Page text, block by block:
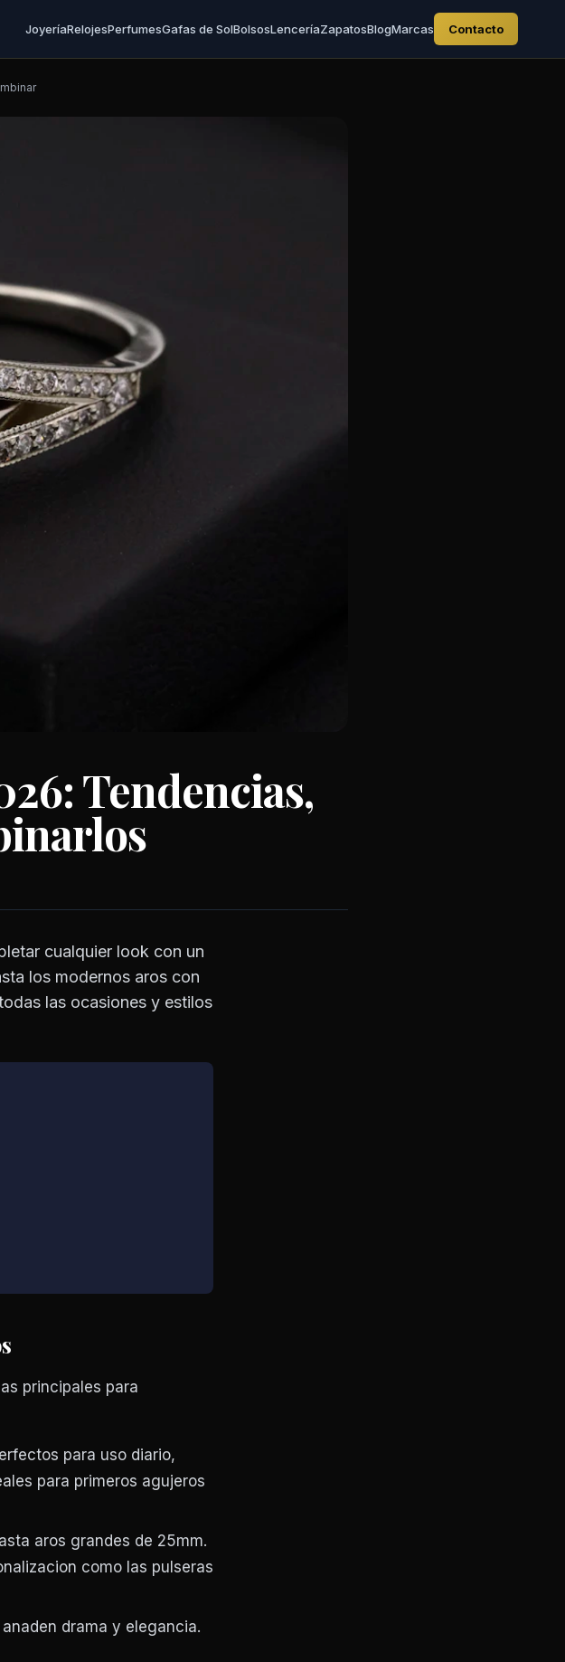
JoyeríaRelojesPerfumesGafas de SolBolsosLenceríaZapatosBlogMarcas Contacto
Tendencias,
cualquier look con un
los modernos aros con
las ocasiones y estilos
principales para
para uso diario,
para primeros agujeros
aros grandes de 25mm.
como las pulseras
drama y elegancia.